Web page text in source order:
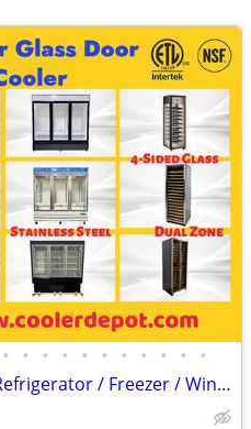
• • • • • • • • • • •
Merchandiser Glass Door Refrigerator / Freezer / Wine Cooler